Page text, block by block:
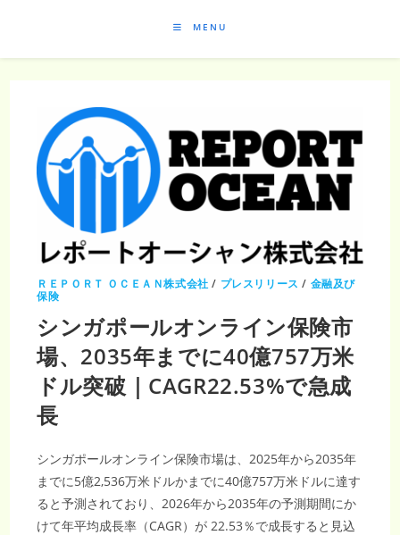
MENU
ＲＥＰＯＲＴ ＯＣＥＡＮ株式会社 / プレスリリース / 金融及び
保険
シンガポールオンライン保険市
場、2035年までに40億757万米
ドル突破｜CAGR22.53%で急成
長
シンガポールオンライン保険市場は、2025年から2035年
までに5億2,536万米ドルかまでに40億757万米ドルに達す
ると予測されており、2026年から2035年の予測期間にか
けて年平均成長率（CAGR）が 22.53％で成長すると見込